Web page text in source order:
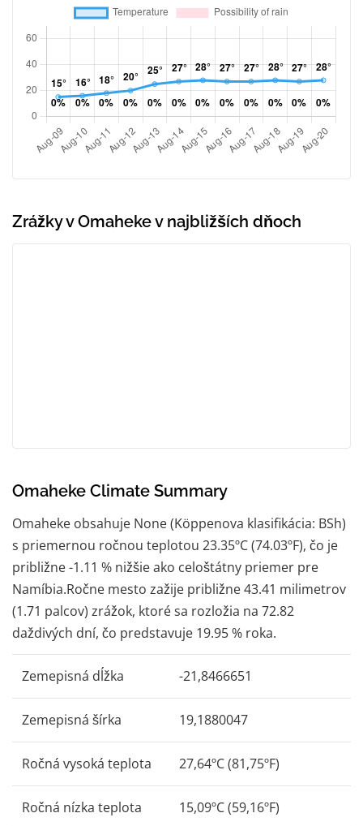
Zrážky v Omaheke v najbližších dňoch
Omaheke Climate Summary
Omaheke obsahuje None (Köppenova klasifikácia: BSh)
s priemernou ročnou teplotou 23.35ºC (74.03ºF), čo je
približne -1.11 % nižšie ako celoštátny priemer pre
Namíbia.Ročne mesto zažije približne 43.41 milimetrov
(1.71 palcov) zrážok, ktoré sa rozložia na 72.82
daždivých dní, čo predstavuje 19.95 % roka.
Zemepisná dĺžka -21,8466651
Zemepisná šírka 19,1880047
Ročná vysoká teplota 27,64ºC (81,75ºF)
Ročná nízka teplota 15,09ºC (59,16ºF)